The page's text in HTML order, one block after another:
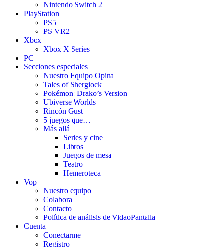
Nintendo Switch 2
PlayStation
PS5
PS VR2
Xbox
Xbox X Series
PC
Secciones especiales
Nuestro Equipo Opina
Tales of Shergiock
Pokémon: Drako’s Version
Ubiverse Worlds
Rincón Gust
5 juegos que…
Más allá
Series y cine
Libros
Juegos de mesa
Teatro
Hemeroteca
Vop
Nuestro equipo
Colabora
Contacto
Política de análisis de VidaoPantalla
Cuenta
Conectarme
Registro